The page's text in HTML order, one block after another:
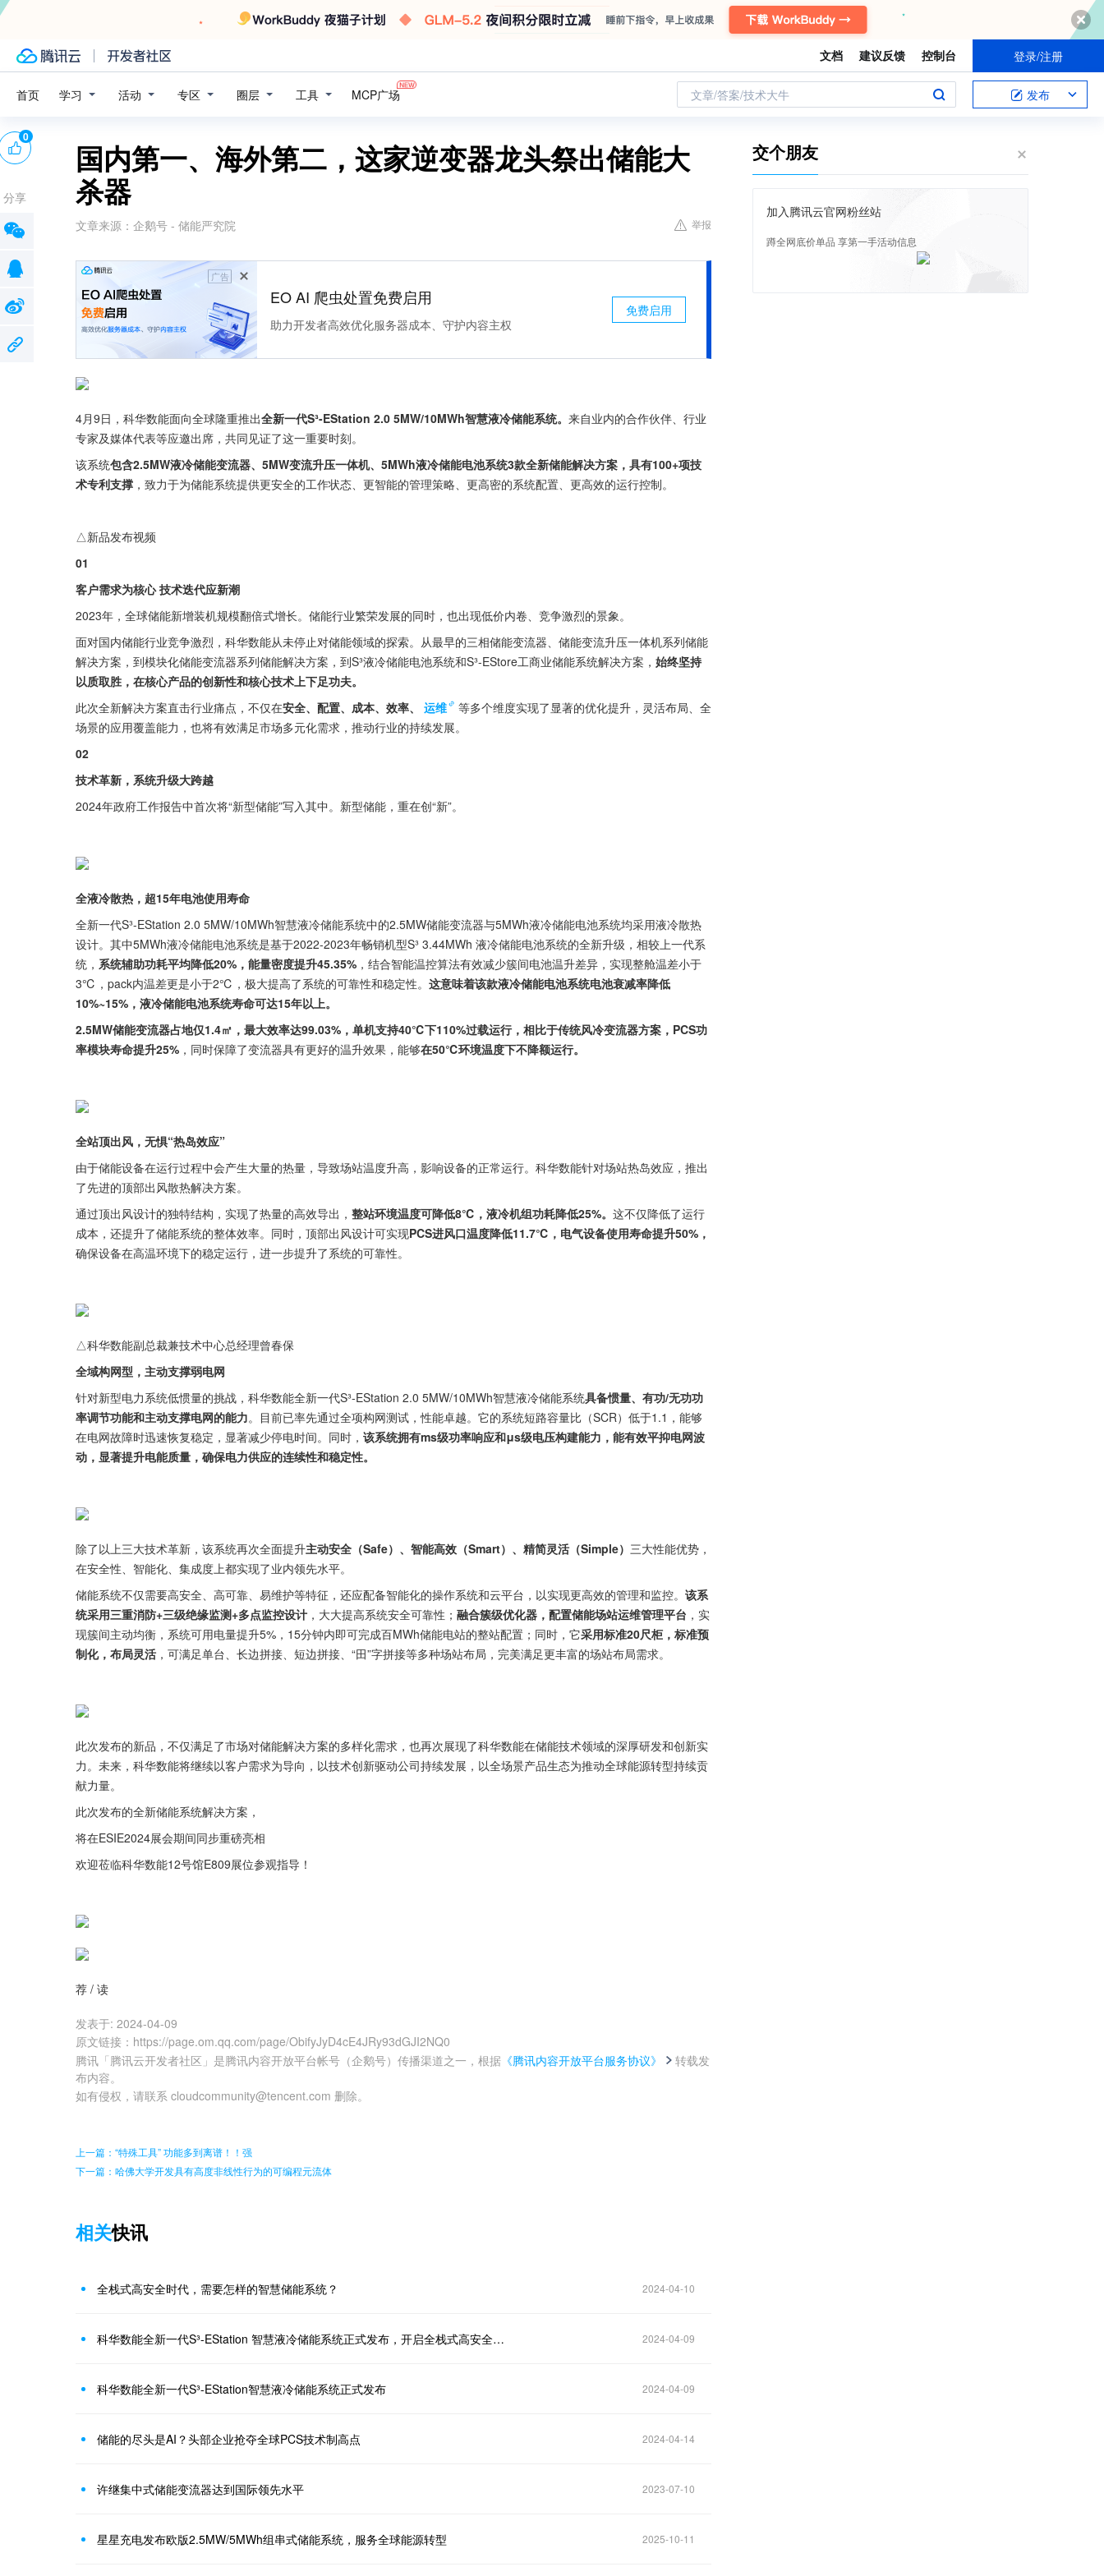
文档 建议反馈 控制台 登录/注册
首页 学习 活动 专区 圈层 工具 MCP广场 文章/答案/技术大牛 发布
​国内第一、海外第二，这家逆变器龙头祭出储能大
杀器
文章来源： 企鹅号 - 储能严究院 举报
广告
EO AI 爬虫处置免费启用
助力开发者高效优化服务器成本、守护内容主权
免费启用
4月9日，科华数能面向全球隆重推出全新一代S³-EStation 2.0 5MW/10MWh智慧液冷储能系统。 来自业内的合作伙伴、行业
专家及媒体代表等应邀出席，共同见证了这一重要时刻。
该系统包含2.5MW液冷储能变流器、5MW变流升压一体机、5MWh液冷储能电池系统3款全新储能解决方案，具有100+项技
术专利支撑 ，致力于为储能系统提供更安全的工作状态、更智能的管理策略、更高密的系统配置、更高效的运行控制。
△新品发布视频
01
客户需求为核心 技术迭代应新潮
2023年，全球储能新增装机规模翻倍式增长。储能行业繁荣发展的同时，也出现低价内卷、竞争激烈的景象。
面对国内储能行业竞争激烈，科华数能从未停止对储能领域的探索。从最早的三相储能变流器、储能变流升压一体机系列储能
解决方案，到模块化储能变流器系列储能解决方案，到S³液冷储能电池系统和S³-EStore工商业储能系统解决方案， 始终坚持
以质取胜，在核心产品的创新性和核心技术上下足功夫。
此次全新解决方案直击行业痛点，不仅在安全、配置、成本、效率、 运维
等多个维度实现了显著的优化提升，灵活布局、全
场景的应用覆盖能力，也将有效满足市场多元化需求，推动行业的持续发展。
02
技术革新，系统升级大跨越
2024年政府工作报告中首次将“新型储能”写入其中。新型储能，重在创“新”。
全液冷散热，超15年电池使用寿命
全新一代S³-EStation 2.0 5MW/10MWh智慧液冷储能系统中的2.5MW储能变流器与5MWh液冷储能电池系统均采用液冷散热
设计。其中5MWh液冷储能电池系统是基于2022-2023年畅销机型S³ 3.44MWh 液冷储能电池系统的全新升级，相较上一代系
统， 系统辅助功耗平均降低20%，能量密度提升45.35% ，结合智能温控算法有效减少簇间电池温升差异，实现整舱温差小于
3℃，pack内温差更是小于2℃，极大提高了系统的可靠性和稳定性。 这意味着该款液冷储能电池系统电池衰减率降低
10%~15%，液冷储能电池系统寿命可达15年以上。
2.5MW储能变流器占地仅1.4㎡，最大效率达99.03%，单机支持40℃下110%过载运行，相比于传统风冷变流器方案，PCS功
率模块寿命提升25% ，同时保障了变流器具有更好的温升效果，能够在50℃环境温度下不降额运行。
全站顶出风，无惧“热岛效应”
由于储能设备在运行过程中会产生大量的热量，导致场站温度升高，影响设备的正常运行。科华数能针对场站热岛效应，推出
了先进的顶部出风散热解决方案。
通过顶出风设计的独特结构，实现了热量的高效导出， 整站环境温度可降低8℃，液冷机组功耗降低25%。 这不仅降低了运行
成本，还提升了储能系统的整体效率。同时，顶部出风设计可实现PCS进风口温度降低11.7℃，电气设备使用寿命提升50%，
确保设备在高温环境下的稳定运行，进一步提升了系统的可靠性。
△科华数能副总裁兼技术中心总经理曾春保
全域构网型，主动支撑弱电网
针对新型电力系统低惯量的挑战，科华数能全新一代S³-EStation 2.0 5MW/10MWh智慧液冷储能系统具备惯量、有功/无功功
率调节功能和主动支撑电网的能力。目前已率先通过全项构网测试，性能卓越。它的系统短路容量比（SCR）低于1.1，能够
在电网故障时迅速恢复稳定，显著减少停电时间。同时， 该系统拥有ms级功率响应和μs级电压构建能力，能有效平抑电网波
动，显著提升电能质量，确保电力供应的连续性和稳定性。
除了以上三大技术革新，该系统再次全面提升主动安全（Safe）、智能高效（Smart）、精简灵活（Simple） 三大性能优势，
在安全性、智能化、集成度上都实现了业内领先水平。
储能系统不仅需要高安全、高可靠、易维护等特征，还应配备智能化的操作系统和云平台，以实现更高效的管理和监控。 该系
统采用三重消防+三级绝缘监测+多点监控设计 ，大大提高系统安全可靠性； 融合簇级优化器，配置储能场站运维管理平台 ，实
现簇间主动均衡，系统可用电量提升5%，15分钟内即可完成百MWh储能电站的整站配置；同时，它采用标准20尺柜，标准预
制化，布局灵活 ，可满足单台、长边拼接、短边拼接、“田”字拼接等多种场站布局，完美满足更丰富的场站布局需求。
此次发布的新品，不仅满足了市场对储能解决方案的多样化需求，也再次展现了科华数能在储能技术领域的深厚研发和创新实
力。未来，科华数能将继续以客户需求为导向，以技术创新驱动公司持续发展，以全场景产品生态为推动全球能源转型持续贡
献力量。
此次发布的全新储能系统解决方案，
将在ESIE2024展会期间同步重磅亮相
欢迎莅临科华数能12号馆E809展位参观指导！
荐 / 读
发表于: 2024-04-09
原文链接 ： https://page.om.qq.com/page/ObifyJyD4cE4JRy93dGJI2NQ0
腾讯「腾讯云开发者社区」是腾讯内容开放平台帐号（企鹅号）传播渠道之一，根据 《腾讯内容开放平台服务协议》
转载发
布内容。
如有侵权，请联系 cloudcommunity@tencent.com 删除。
0
分享
上一篇：“特殊工具” 功能多到离谱！！强
下一篇：哈佛大学开发具有高度非线性行为的可编程元流体
相关快讯
全栈式高安全时代，需要怎样的智慧储能系统？ 2024-04-10
科华数能全新一代S³-EStation 智慧液冷储能系统正式发布，开启全栈式高安全时代 2024-04-09
科华数能全新一代S³-EStation智慧液冷储能系统正式发布 2024-04-09
储能的尽头是AI？头部企业抢夺全球PCS技术制高点 2024-04-14
许继集中式储能变流器达到国际领先水平 2023-07-10
星星充电发布欧版2.5MW/5MWh组串式储能系统，服务全球能源转型 2025-10-11
交个朋友
加入腾讯云官网粉丝站
蹲全网底价单品 享第一手活动信息